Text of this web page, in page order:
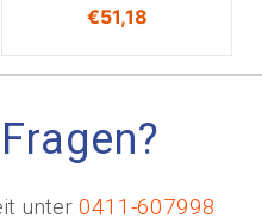
€51,18
unter 0411-607998